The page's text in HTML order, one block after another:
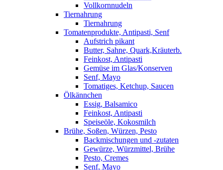
Vollkornnudeln
Tiernahrung
Tiernahrung
Tomatenprodukte, Antipasti, Senf
Aufstrich pikant
Butter, Sahne, Quark,Kräuterb.
Feinkost, Antipasti
Gemüse im Glas/Konserven
Senf, Mayo
Tomatiges, Ketchup, Saucen
Ölkännchen
Essig, Balsamico
Feinkost, Antipasti
Speiseöle, Kokosmilch
Brühe, Soßen, Würzen, Pesto
Backmischungen und -zutaten
Gewürze, Würzmittel, Brühe
Pesto, Cremes
Senf, Mayo